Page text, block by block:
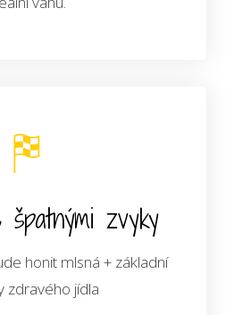
špatnými zvyky
honit mlsná + základní
zdravého jídla